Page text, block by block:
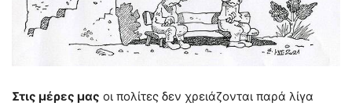
Στις μέρες μας οι πολίτες δεν χρειάζονται παρά λίγα